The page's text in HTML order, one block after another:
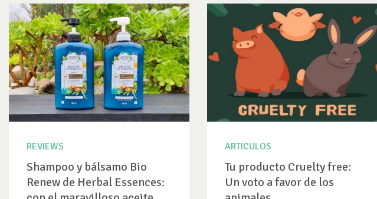
REVIEWS
Shampoo y bálsamo Bio
Renew de Herbal Essences:
ARTICULOS
Tu producto Cruelty free:
Un voto a favor de los